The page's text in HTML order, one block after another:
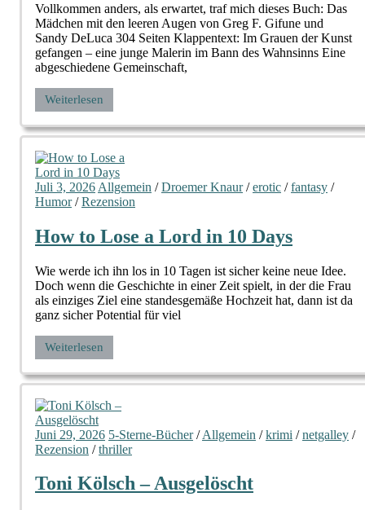
Vollkommen anders, als erwartet, traf mich dieses Buch: Das
Mädchen mit den leeren Augen von Greg F. Gifune und
Sandy DeLuca 304 Seiten Klappentext: Im Grauen der Kunst
gefangen – eine junge Malerin im Bann des Wahnsinns Eine
abgeschiedene Gemeinschaft,
Weiterlesen
Juli 3, 2026 Allgemein /Droemer Knaur/erotic /fantasy /
Humor/Rezension
How to Lose a Lord in 10 Days
Wie werde ich ihn los in 10 Tagen ist sicher keine neue Idee.
Doch wenn die Geschichte in einer Zeit spielt, in der die Frau
als einziges Ziel eine standesgemäße Hochzeit hat, dann ist da
ganz sicher Potential für viel
Weiterlesen
Juni 29, 2026 5-Sterne-Bücher/Allgemein /krimi /netgalley /
Rezension /thriller
Toni Kölsch – Ausgelöscht